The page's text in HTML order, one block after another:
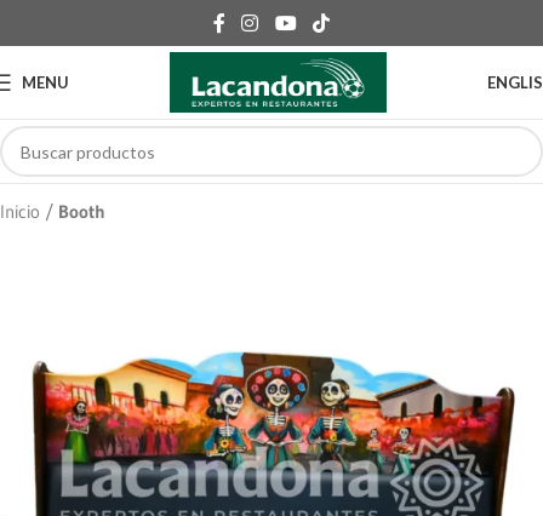
MENU
Inicio Booth